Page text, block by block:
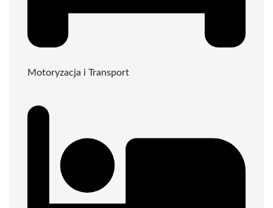
Motoryzacja i Transport